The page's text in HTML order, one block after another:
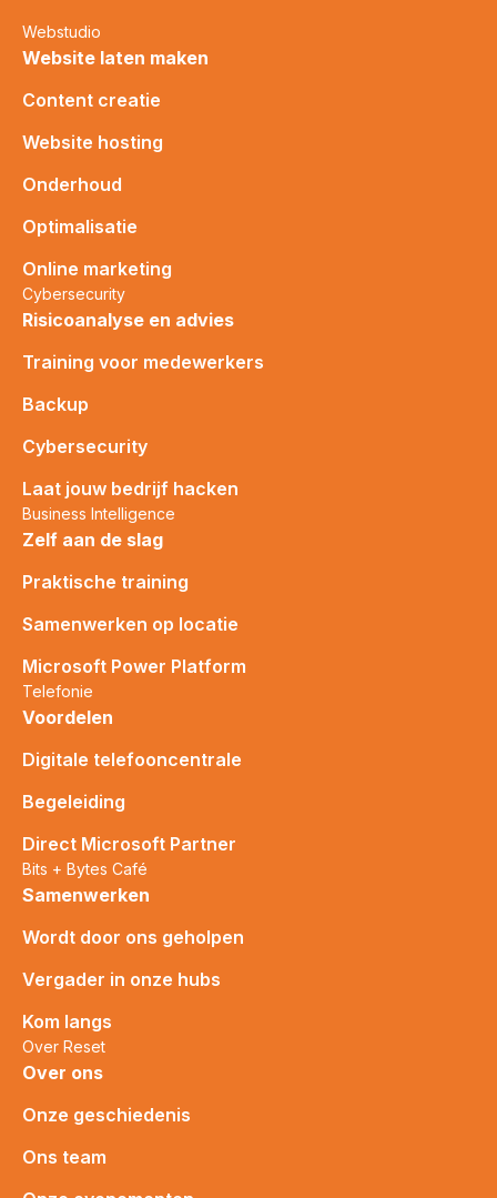
Webstudio
Website laten maken
Content creatie
Website hosting
Onderhoud
Optimalisatie
Online marketing
Cybersecurity
Risicoanalyse en advies
Training voor medewerkers
Backup
Cybersecurity
Laat jouw bedrijf hacken
Business Intelligence
Zelf aan de slag
Praktische training
Samenwerken op locatie
Microsoft Power Platform
Telefonie
Voordelen
Digitale telefooncentrale
Begeleiding
Direct Microsoft Partner
Bits + Bytes Café
Samenwerken
Wordt door ons geholpen
Vergader in onze hubs
Kom langs
Over Reset
Over ons
Onze geschiedenis
Ons team